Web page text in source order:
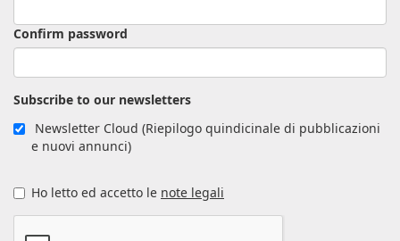
Confirm password
Subscribe to our newsletters
Newsletter Cloud (Riepilogo quindicinale di pubblicazioni
e nuovi annunci)
Ho letto ed accetto le note legali